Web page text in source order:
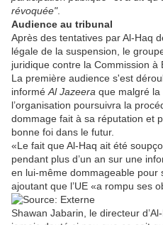
révoquée".
Audience au tribunal
Après des tentatives par Al-Haq
légale de la suspension, le
juridique contre la Commission à
La première audience s'est
informé Al Jazeera que malgré la
l’organisation poursuivra la
dommage fait à sa réputation et
bonne foi dans le futur.
«Le fait que Al-Haq ait été
pendant plus d’un an sur une
en lui-même dommageable pour
ajoutant que l’UE «a rompu ses
Shawan Jabarin, le directeur